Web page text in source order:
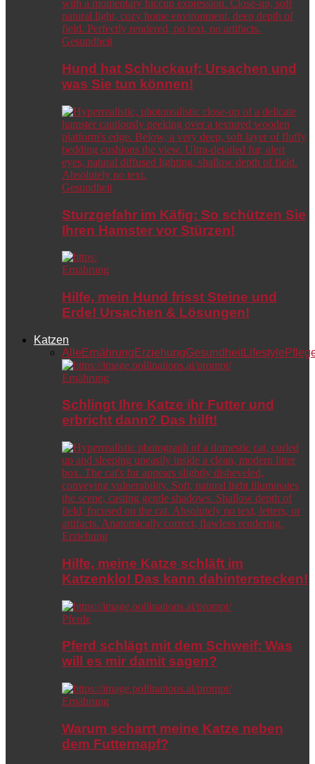
Gesundheit
Hund hat Schluckauf: Ursachen und
was Sie tun können!
Gesundheit
Sturzgefahr im Käfig: So schützen Sie
Ihren Hamster vor Stürzen!
Ernährung
Hilfe, mein Hund frisst Steine und
Erde! Ursachen & Lösungen!
Katzen
Alle Ernährung ErziehungGesundheitLifestyle
Ernährung
Schlingt Ihre Katze ihr Futter und
erbricht dann? Das hilft!
Erziehung
Hilfe, meine Katze schläft im
Katzenklo! Das kann dahinterstecken!
Pferde
Pferd schlägt mit dem Schweif: Was
will es mir damit sagen?
Ernährung
Warum scharrt meine Katze neben
dem Futternapf?